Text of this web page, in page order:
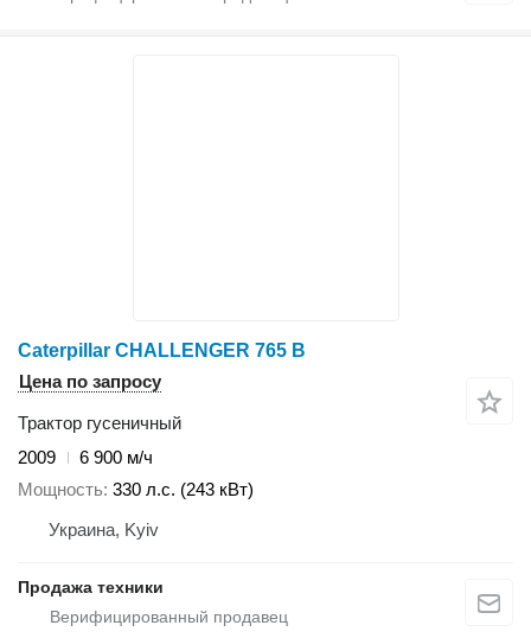
Caterpillar CHALLENGER 765 B
Цена по запросу
Трактор гусеничный
2009
6 900 м/ч
Мощность 330 л.с. (243 кВт)
Украина, Kyiv
Продажа техники